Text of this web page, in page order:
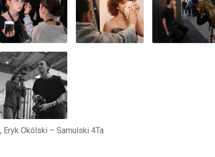
Eryk Okólski – Samulski 4Ta